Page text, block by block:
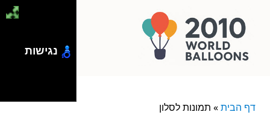
דף הבית» תמונות לסלון
נגישות